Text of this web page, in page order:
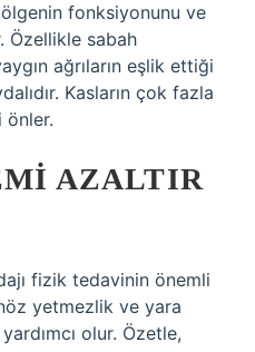
fonksiyonunu ve
Özellikle sabah
ağrıların eşlik ettiği
Kasların çok fazla
önler.
AZALTIR
fizik tedavinin önemli
yetmezlik ve yara
olur. Özetle,